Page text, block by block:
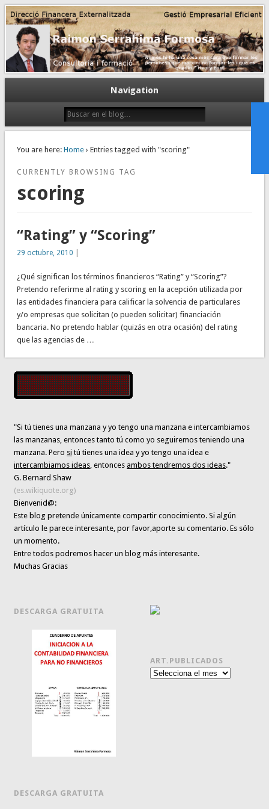
Dirección financiera de la PyME
Gestión empresarial eficiente. Dirección financiera externalizada.
Navigation
You are here: Home› Entries tagged with "scoring"
CURRENTLY BROWSING TAG
scoring
“Rating” y “Scoring”
29 octubre, 2010
¿Qué significan los términos financieros “Rating” y “Scoring”?
Pretendo referirme al rating y scoring en la acepción utilizada por
las entidades financiera para calificar la solvencia de particulares
y/o empresas que solicitan (o pueden solicitar) financiación
bancaria. No pretendo hablar (quizás en otra ocasión) del rating
que las agencias de …
"Si tú tienes una manzana y yo tengo una manzana e intercambiamos
las manzanas, entonces tanto tú como yo seguiremos teniendo una
manzana. Pero si tú tienes una idea y yo tengo una idea e
intercambiamos ideas , entoncesambos tendremos dos ideas."
G. Bernard Shaw
(es.wikiquote.org)
Bienvenid@:
Este blog pretende únicamentecompartir conocimiento. Si algún
artículo le parece interesante,por favor,aporte su comentario. Es sólo
un momento.
Entre todos podremos hacer un blog más interesante.
Muchas Gracias
DESCARGA GRATUITA
DESCARGA GRATUITA
ART.PUBLICADOS
Art.publicados